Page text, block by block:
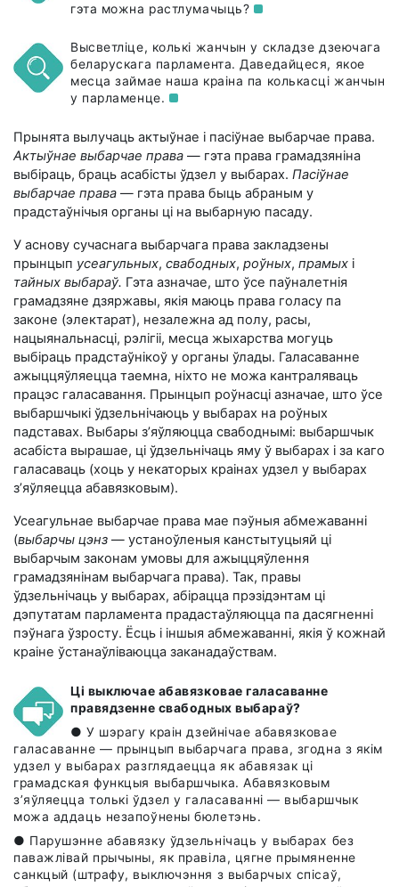
гэта можна растлумачыць?
Высветліце, колькі жанчын у складзе дзеючага
беларускага парламента. Даведайцеся, якое
месца займае наша краіна па колькасці жанчын
у парламенце.
Прынята вылучаць актыўнае і пасіўнае выбарчае права.
Актыўнае выбарчае права — гэта права грамадзяніна
выбіраць, браць асабісты ўдзел у выбарах. Пасіўнае
выбарчае права — гэта права быць абраным у
прадстаўнічыя органы ці на выбарную пасаду.
У аснову сучаснага выбарчага права закладзены
прынцып усеагульных, свабодных, роўных, прамых і
тайных выбараў. Гэта азначае, што ўсе паўналетнія
грамадзяне дзяржавы, якія маюць права голасу па
законе (электарат), незалежна ад полу, расы,
нацыянальнасці, рэлігіі, месца жыхарства могуць
выбіраць прадстаўнікоў у органы ўлады. Галасаванне
ажыццяўляецца таемна, ніхто не можа кантраляваць
працэс галасавання. Прынцып роўнасці азначае, што ўсе
выбаршчыкі ўдзельнічаюць у выбарах на роўных
падставах. Выбары з’яўляюцца свабоднымі: выбаршчык
асабіста вырашае, ці ўдзельнічаць яму ў выбарах і за каго
галасаваць (хоць у некаторых краінах удзел у выбарах
з’яўляецца абавязковым).
Усеагульнае выбарчае права мае пэўныя абмежаванні
(выбарчы цэнз — устаноўленыя канстытуцыяй ці
выбарчым законам умовы для ажыццяўлення
грамадзянінам выбарчага права). Так, правы
ўдзельнічаць у выбарах, абірацца прэзідэнтам ці
дэпутатам парламента прадастаўляюцца па дасягненні
пэўнага ўзросту. Ёсць і іншыя абмежаванні, якія ў кожнай
краіне ўстанаўліваюцца заканадаўствам.
Ці выключае абавязковае галасаванне
правядзенне свабодных выбараў?
● У шэрагу краін дзейнічае абавязковае
галасаванне — прынцып выбарчага права, згодна з якім
удзел у выбарах разглядаецца як абавязак ці
грамадская функцыя выбаршчыка. Абавязковым
з’яўляецца толькі ўдзел у галасаванні — выбаршчык
можа аддаць незапоўнены бюлетэнь.
● Парушэнне абавязку ўдзельнічаць у выбарах без
паважлівай прычыны, як правіла, цягне прымяненне
санкцый (штрафу, выключэння з выбарчых спісаў,